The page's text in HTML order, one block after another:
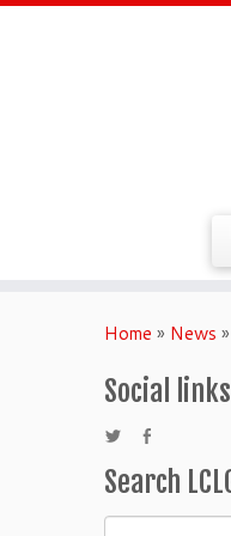
Home » News »
Social links
Search
Search